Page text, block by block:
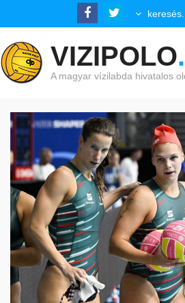
VIZIPOLO
A magyar vízilabda hivatalos